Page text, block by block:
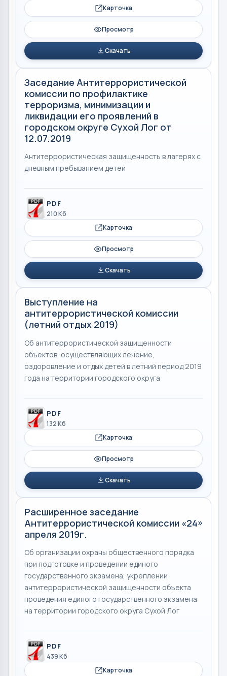
Карточка
Просмотр
Скачать
Заседание Антитеррористической
комиссии по профилактике
терроризма, минимизации и
ликвидации его проявлений в
городском округе Сухой Лог от
12.07.2019
Антитеррористическая защищенность в лагерях с
дневным пребыванием детей
PDF
210 Кб
Карточка
Просмотр
Скачать
Выступление на
антитеррористической комиссии
(летний отдых 2019)
Об антитеррористической защищенности
объектов, осуществляющих лечение,
оздоровление и отдых детей в летний период 2019
года на территории городского округа
PDF
132 Кб
Карточка
Просмотр
Скачать
Расширенное заседание
Антитеррористической комиссии «24»
апреля 2019г.
Об организации охраны общественного порядка
при подготовке и проведении единого
государственного экзамена, укреплении
антитеррористической защищенности объекта
проведения единого государственного экзамена
на территории городского округа Сухой Лог
PDF
439 Кб
Карточка